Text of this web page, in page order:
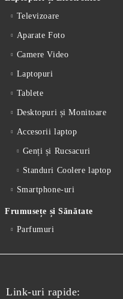
Televizoare
Aparate Foto
Camere Video
Laptopuri
Tablete
Desktopuri și Monitoare
Accesorii laptop
Genți și Rucsacuri
Standuri Coolere laptop
Smartphone-uri
Frumusețe și Sănătate
Parfumuri
Link-uri rapide: